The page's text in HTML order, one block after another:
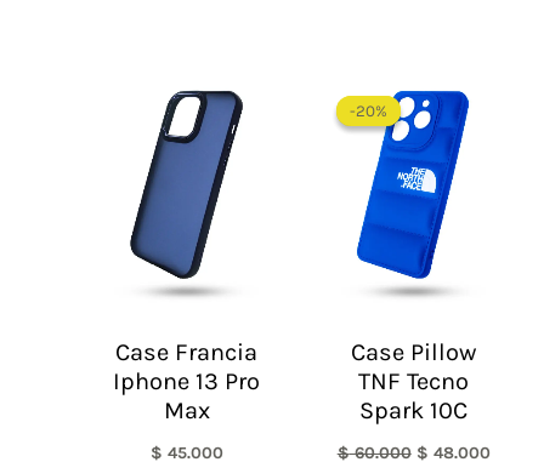
Case Francia
Iphone 13 Pro
Max
$ 45.000
-20%
-20%
Case Pillow
TNF Tecno
Spark 10C
$60.000
precio
original
era:
$ 60.000.
$ 48.000